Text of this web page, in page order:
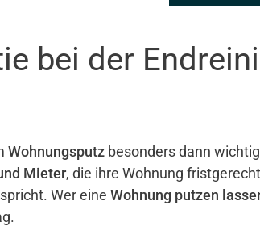
bei der
Wohnungsputz besonders dann
Mieter, die ihre Wohnung
Wer eine Wohnung putzen